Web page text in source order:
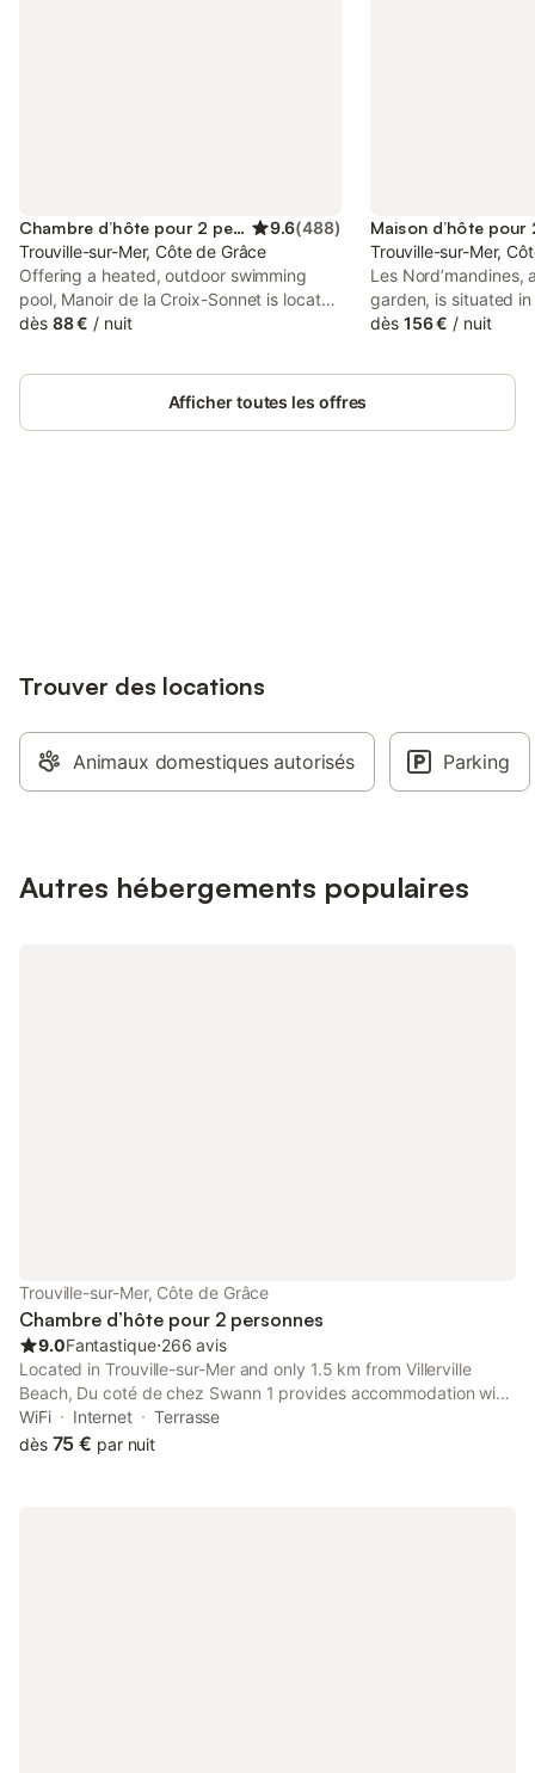
Chambre d’hôte pour 2 personnes 9.6(488)
Trouville-sur-Mer, Côte de Grâce
Offering a heated, outdoor swimming
pool, Manoir de la Croix-Sonnet is located
4km from Trouville-sur-Mer town centre,
terrace. Free Wi-Fi access is available
and Deauville town centre is 4 km away.
dès 88 € / nuit
Trouville-sur-Mer,
Les
garden, is situated
1.6 km from
km from Trouville-
dès 156 € / nuit
Afficher toutes les offres
Trouver des locations
Animaux domestiques autorisés Parking
Autres hébergements populaires
Trouville-sur-Mer, Côte de Grâce
Chambre d’hôte pour 2 personnes
9.0Fantastique⋅266 avis
Located in Trouville-sur-Mer and only 1.5 km from Villerville
Beach, Du coté de chez Swann 1 provides accommodation with
garden views, free WiFi and free private parking. 4.6 km from
Trouville-Deauville SNCF Railway Station and 5.
WiFi Internet
Terrasse
dès 75 € par nuit